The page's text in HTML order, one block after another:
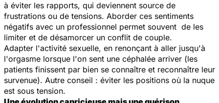
à éviter les rapports, qui deviennent source de
frustrations ou de tensions. Aborder ces sentiments
négatifs avec un professionnel permet souvent de les
limiter et de désamorcer un conflit de couple.
Adapter l'activité sexuelle, en renonçant à aller jusqu'à
l'orgasme lorsque l'on sent une céphalée arriver (les
patients finissent par bien se connaître et reconnaître leur
survenue). Autre conseil : éviter les positions où la nuque
est sous tension.